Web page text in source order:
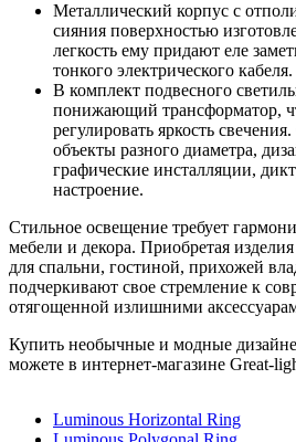
Металлический корпус с
сияния поверхностью
легкость ему придают еле
тонкого электрического кабеля.
В комплект подвесного
понижающий трансформатор,
регулировать яркость
объекты разного диаметра,
графические инсталляции,
настроение.
Стильное освещение требует
мебели и декора. Приобретая
для спальни, гостиной, прихожей
подчеркивают свое стремление к
отягощенной излишними
Купить необычные и модные
можете в интернет-магазине Great-
Luminous Horizontal Ring